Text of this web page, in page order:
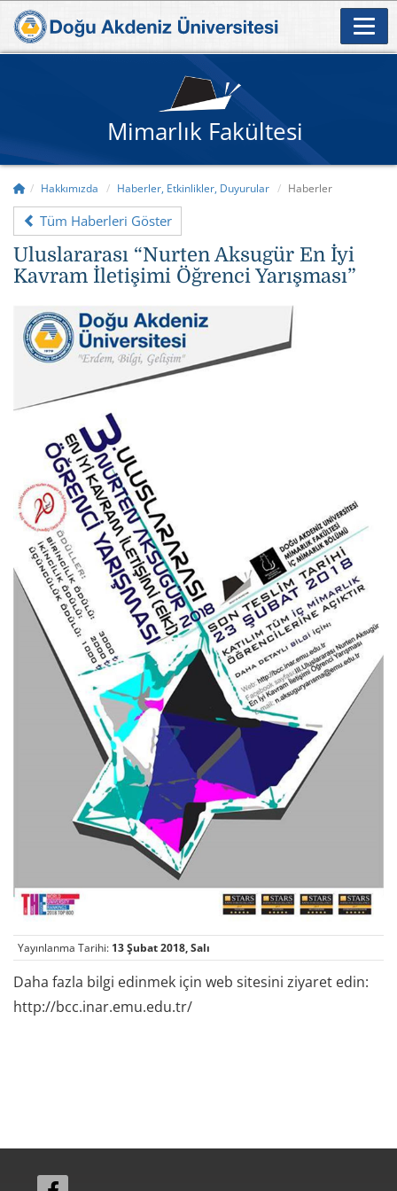
Mimarlık Fakültesi
Hakkımızda Haberler, Etkinlikler, Duyurular Haberler
Tüm Haberleri Göster
Uluslararası “Nurten Aksugür En İyi
Kavram İletişimi Öğrenci Yarışması”
Yayınlanma Tarihi: 13 Şubat 2018, Salı
Daha fazla bilgi edinmek için web sitesini ziyaret edin:
http://bcc.inar.emu.edu.tr/